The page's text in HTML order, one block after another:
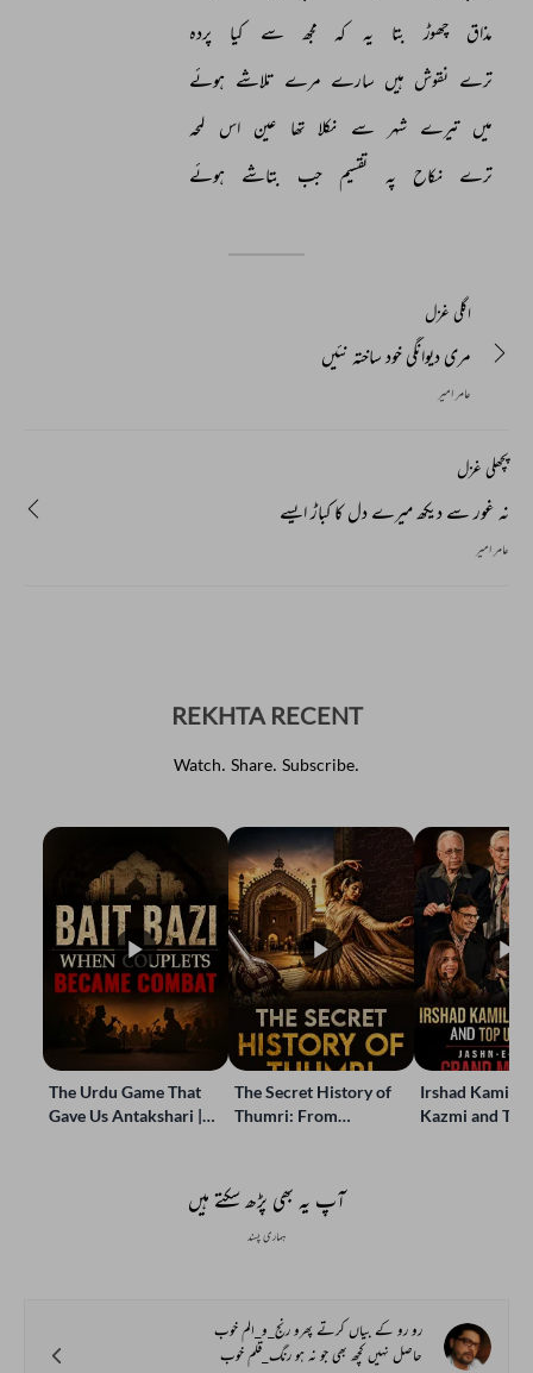
مذاق
چھوڑ بتا یہ کہ مجھ سے کیا
پردہ
ترے نقوش ہیں سارے مرے تلاشے ہوئے
میں تیرے شہر سے نکلا تھا عین اس لمحہ
ترے
نکاح پہ تقسیم جب بتاشے ہوئے
اگلی غزل
مری دیوانگی خود ساختہ نئیں
عامر امیر
پچھلی غزل
نہ غور سے دیکھ میرے دل کا کباڑ ایسے
عامر امیر
REKHTA RECENT
Watch. Share. Subscribe.
The Urdu Game That
Gave Us Antakshari |
The Secret History of
Thumri: From
Irshad Kamil,
Kazmi and
آپ یہ بھی پڑھ سکتے ہیں
ہماری پسند
رو رو کے بیاں کرتے پھرو رنج_و_الم خوب
حاصل نہیں کچھ بھی جو نہ ہو رنگ_قلم خوب